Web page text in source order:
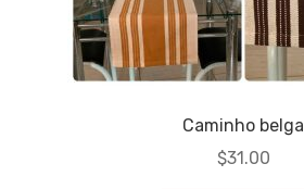
Caminho belga
$31.00